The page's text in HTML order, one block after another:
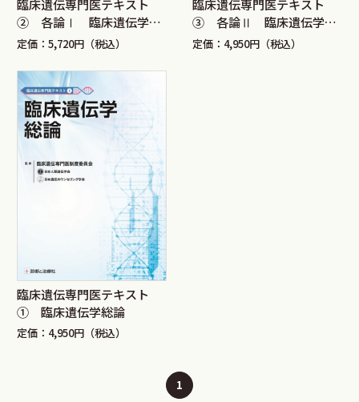
臨床遺伝専門医テキスト
② 各論Ⅰ 臨床遺伝学生
殖・周産期領域
定価：5,720円（税込）
臨床遺伝専門医テキスト
③ 各論Ⅱ 臨床遺伝学小
児領域
定価：4,950円（税込）
臨床遺伝専門医テキスト
① 臨床遺伝学総論
定価：4,950円（税込）
1